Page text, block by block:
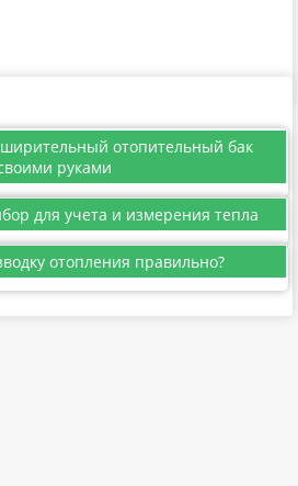
отопительный бак
руками
для учета и измерения тепла
отопления правильно?